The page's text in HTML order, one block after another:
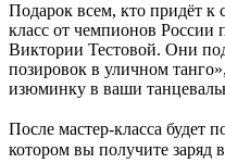
Подарок всем, кто придёт к
класс от чемпионов России
Виктории Тестовой. Они
позировок в уличном
изюминку в ваши
После мастер-класса будет
котором вы получите заряд